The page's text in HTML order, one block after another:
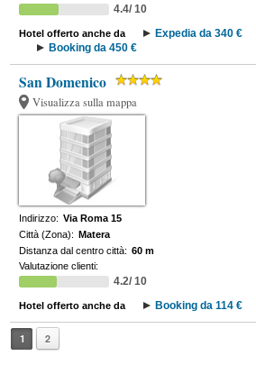
4.4/ 10
Hotel offerto anche da Expedia da 340 €
Booking da 450 €
San Domenico
Visualizza sulla mappa
Indirizzo: Via Roma 15
Città (Zona): Matera
Distanza dal centro città: 60 m
Valutazione clienti:
4.2/ 10
Hotel offerto anche da Booking da 114 €
1 2